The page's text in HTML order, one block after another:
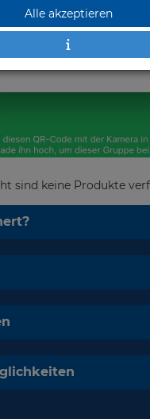
sind keine Produkte
Alle akzeptieren